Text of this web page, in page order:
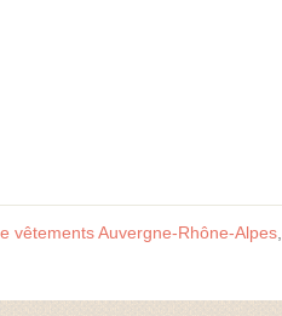
vêtements Auvergne-Rhône-Alpes,